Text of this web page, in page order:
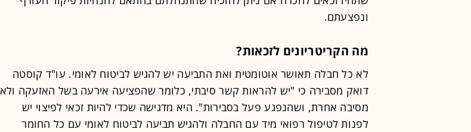
ונפצעתם.
מה הקריטריונים לזכאות?
לא כל חבלה תאושר אוטומטית ואת התביעה יש להגיש לביטוח לאומי. עו"ד קוסטה
דואק מסבירה כי "יש להראות קשר סיבתי, כלומר שהפציעה אירעה בשל האזעקה ולא
מסיבה אחרת, ושהנפגע פעל בסבירות". היא מדגישה שכדי להיות זכאי לפיצוי יש
לפנות לטיפול רפואי מיד עם החבלה ולהגיש תביעה לביטוח לאומי עם כל החומר